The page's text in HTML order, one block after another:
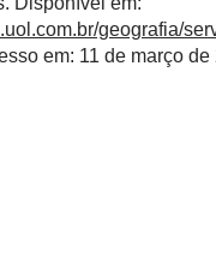
geografia/
em: 11 de março de